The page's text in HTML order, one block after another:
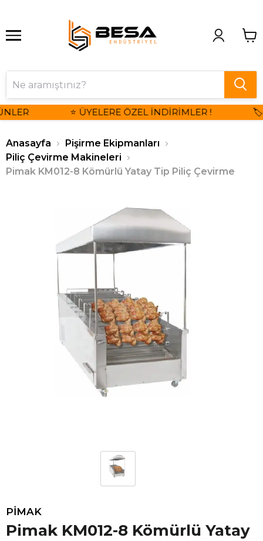
⭐ ÜYELERE ÖZEL İNDİRİMLER ! 🏷️
Anasayfa
Pişirme Ekipmanları
Piliç Çevirme Makineleri
Pimak KM012-8 Kömürlü Yatay Tip Piliç Çevirme
PİMAK
Pimak KM012-8 Kömürlü Yatay